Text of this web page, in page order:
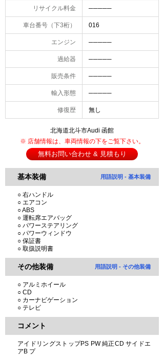
リサイクル料金 ─────
車台番号（下3桁） 016
エンジン ─────
過給器 ─────
販売条件 ─────
輸入形態 ─────
修復歴 無し
北海道北斗市Audi 函館
※ 店舗情報は、車両情報の下をご覧下さい。
無料お問い合わせ & 見積もり
用語説明 - 基本装備
基本装備
○ 右ハンドル
○ エアコン
○ ABS
○ 運転席エアバッグ
○ パワーステアリング
○ パワーウィンドウ
○ 保証書
○ 取扱説明書
用語説明 - その他装備
その他装備
○ アルミホイール
○ CD
○ カーナビゲーション
○ テレビ
コメント
アイドリングストップPS PW 純正CD サイドエ
アB プ